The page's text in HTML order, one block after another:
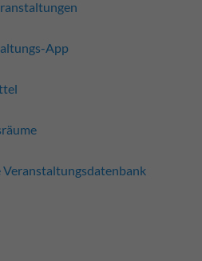
App
Veranstaltungsdatenbank